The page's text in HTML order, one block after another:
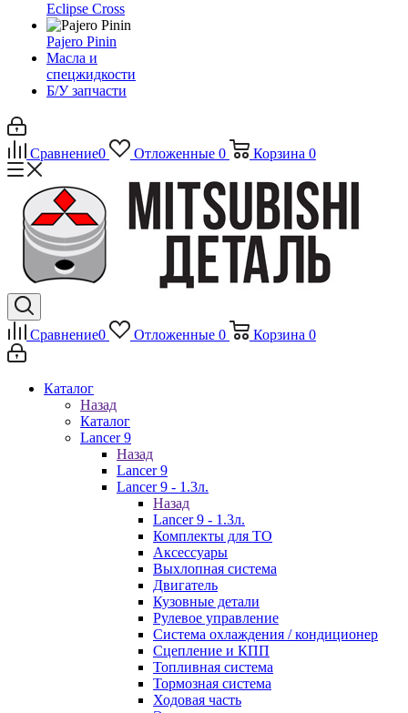
Eclipse Cross
Pajero Pinin
Масла и
спецжидкости
Б/У запчасти
Сравнение0 Отложенные 0 Корзина 0
Сравнение0 Отложенные 0 Корзина 0
Каталог
Назад
Каталог
Lancer 9
Назад
Lancer 9
Lancer 9 - 1.3л.
Назад
Lancer 9 - 1.3л.
Комплекты для ТО
Аксессуары
Выхлопная система
Двигатель
Кузовные детали
Рулевое управление
Система охлаждения / кондиционер
Сцепление и КПП
Топливная система
Тормозная система
Ходовая часть